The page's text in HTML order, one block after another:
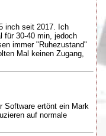
inch seit 2017. Ich
für 30-40 min, jedoch
immer "Ruhezustand"
Mal keinen Zugang,
Software ertönt ein Mark
auf normale